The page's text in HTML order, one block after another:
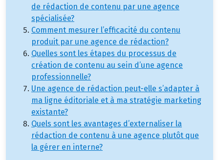
de rédaction de contenu par une agence
spécialisée?
Comment mesurer l’efficacité du contenu
produit par une agence de rédaction?
Quelles sont les étapes du processus de
création de contenu au sein d’une agence
professionnelle?
Une agence de rédaction peut-elle s’adapter à
ma ligne éditoriale et à ma stratégie marketing
existante?
Quels sont les avantages d’externaliser la
rédaction de contenu à une agence plutôt que
la gérer en interne?